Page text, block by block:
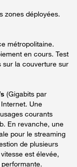
zones déployées.
métropolitaine.
en cours. Test
sur la couverture sur
(Gigabits par
Une
courants
En revanche, une
pour le streaming
de plusieurs
est élevée,